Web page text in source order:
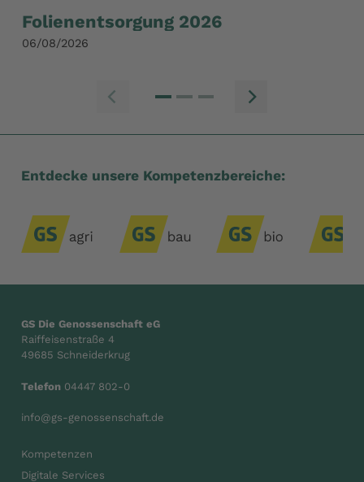
Folienentsorgung 2026
06/08/2026
Zum Zum
Entdecke unsere Kompetenzbereiche:
GS Die Genossenschaft eG
Raiffeisenstraße 4
49685 Schneiderkrug
Telefon 04447 802-0
info@gs-genossenschaft.de
Kompetenzen
Digitale Services